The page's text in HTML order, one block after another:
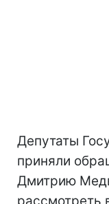
Депутаты
приняли
Дмитрию